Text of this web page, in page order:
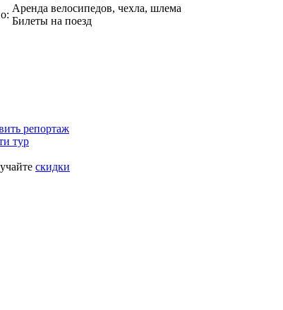
Аренда велосипедов, чехла, шлема
Билеты на поезд
репортаж
тур
скидки